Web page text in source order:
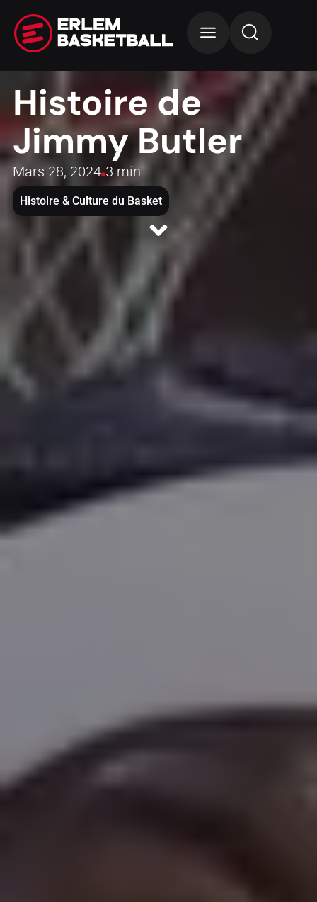
Histoire de
Jimmy Butler
Mars 28, 2024 3 min
Histoire & Culture du Basket